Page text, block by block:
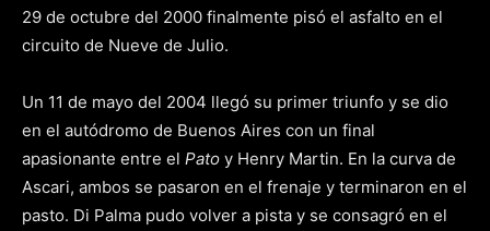
29 de octubre del 2000 finalmente pisó el asfalto en el
circuito de Nueve de Julio.
Un 11 de mayo del 2004 llegó su primer triunfo y se dio
en el autódromo de Buenos Aires con un final
apasionante entre el Pato y Henry Martin. En la curva de
Ascari, ambos se pasaron en el frenaje y terminaron en el
pasto. Di Palma pudo volver a pista y se consagró en el